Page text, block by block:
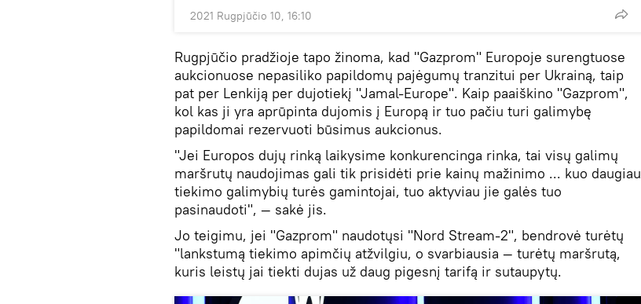
2021 Rugpjūčio 10, 16:10
Rugpjūčio pradžioje tapo žinoma, kad "Gazprom" Europoje surengtuose
aukcionuose nepasiliko papildomų pajėgumų tranzitui per Ukrainą, taip
pat per Lenkiją per dujotiekį "Jamal-Europe". Kaip paaiškino "Gazprom",
kol kas ji yra aprūpinta dujomis į Europą ir tuo pačiu turi galimybę
papildomai rezervuoti būsimus aukcionus.
"Jei Europos dujų rinką laikysime konkurencinga rinka, tai visų galimų
maršrutų naudojimas gali tik prisidėti prie kainų mažinimo ... kuo daugiau
tiekimo galimybių turės gamintojai, tuo aktyviau jie galės tuo
pasinaudoti", — sakė jis.
Jo teigimu, jei "Gazprom" naudotųsi "Nord Stream-2", bendrovė turėtų
"lankstumą tiekimo apimčių atžvilgiu, o svarbiausia — turėtų maršrutą,
kuris leistų jai tiekti dujas už daug pigesnį tarifą ir sutaupytų.